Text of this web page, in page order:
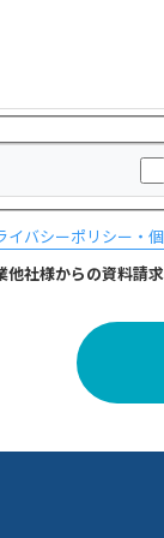
イバシーポリシー・
社様からの資料請